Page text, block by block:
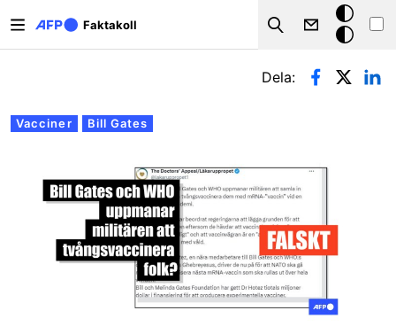
Faktakoll
Search
Mörkt
läge
Primära flikar
Vacciner Bill Gates
Dela: